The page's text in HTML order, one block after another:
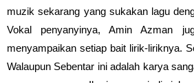
muzik sekarang yang sukakan lagu
Vokal penyanyinya, Amin Azman
menyampaikan setiap bait lirik-liriknya.
Walaupun Sebentar ini adalah karya